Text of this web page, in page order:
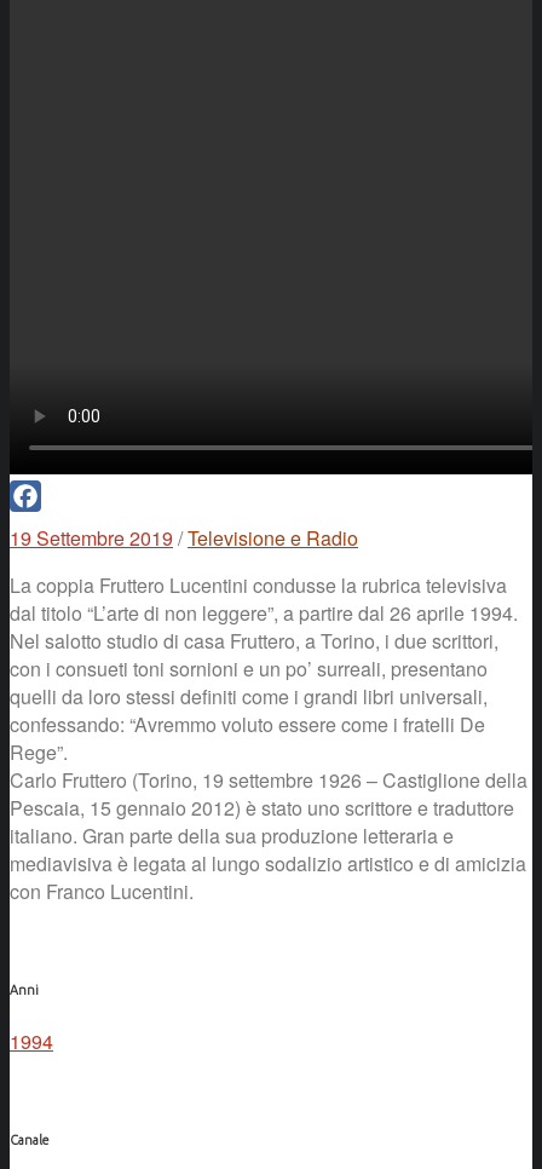
Facebook
19 Settembre 2019 /Televisione e Radio
La coppia Fruttero Lucentini condusse la rubrica televisiva
dal titolo “L’arte di non leggere”, a partire dal 26 aprile 1994.
Nel salotto studio di casa Fruttero, a Torino, i due scrittori,
con i consueti toni sornioni e un po’ surreali, presentano
quelli da loro stessi definiti come i grandi libri universali,
confessando: “Avremmo voluto essere come i fratelli De
Rege”.
Carlo Fruttero (Torino, 19 settembre 1926 – Castiglione della
Pescaia, 15 gennaio 2012) è stato uno scrittore e traduttore
italiano. Gran parte della sua produzione letteraria e
mediavisiva è legata al lungo sodalizio artistico e di amicizia
con Franco Lucentini.
Anni
1994
Canale